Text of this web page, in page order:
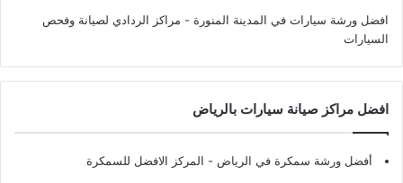
افضل ورشة سيارات في المدينة المنورة - مراكز الردادي لصيانة وفحص
السيارات
افضل مراكز صيانة سيارات بالرياض
أفضل ورشة سمكرة في الرياض - المركز الافضل للسمكرة